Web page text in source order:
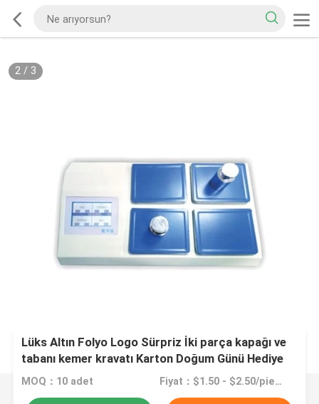
2/ 3
Lüks Altın Folyo Logo Sürpriz İki parça kapağı ve
tabanı kemer kravatı Karton Doğum Günü Hediye
Kağıt Paket Kutusu
MOQ：10 adet Fiyat：$1.50 - $2.50/pieces